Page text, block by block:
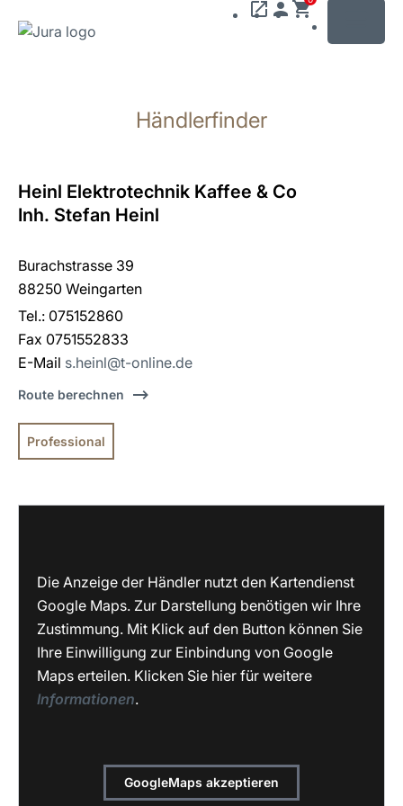
wechseln
Händlerfinder
Heinl Elektrotechnik Kaffee & Co
Inh. Stefan Heinl
Burachstrasse 39
88250 Weingarten
Tel.: 075152860
Fax 0751552833
E-Mail s.heinl@t-online.de
Route berechnen
Professional
Die Anzeige der Händler nutzt den Kartendienst
Google Maps. Zur Darstellung benötigen wir Ihre
Zustimmung. Mit Klick auf den Button können Sie
Ihre Einwilligung zur Einbindung von Google
Maps erteilen. Klicken Sie hier für weitere
Informationen.
GoogleMaps akzeptieren